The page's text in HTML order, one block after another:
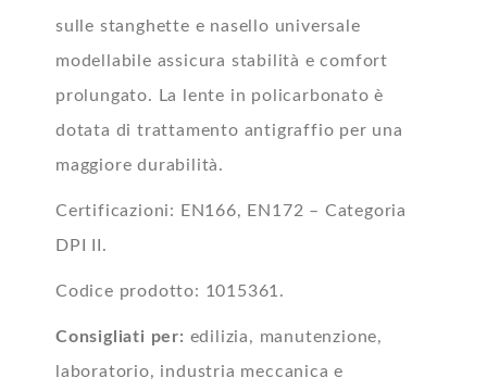
sulle stanghette e nasello universale
modellabile assicura stabilità e comfort
prolungato. La lente in policarbonato è
dotata di trattamento antigraffio per una
maggiore durabilità.
Certificazioni: EN166, EN172 – Categoria
DPI II.
Codice prodotto: 1015361.
Consigliati per: edilizia, manutenzione,
laboratorio, industria meccanica e